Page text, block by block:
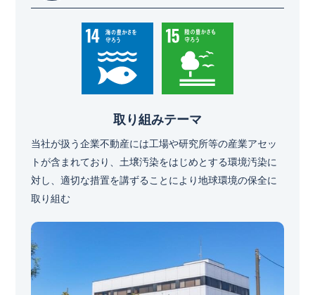
取り組みテーマ
当社が扱う企業不動産には工場や研究所等の産業アセッ
トが含まれており、土壌汚染をはじめとする環境汚染に
対し、適切な措置を講ずることにより地球環境の保全に
取り組む